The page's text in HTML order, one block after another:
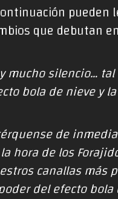
pueden
que debutan
mucho silencio…
bola de nieve y
de
hora de los
canallas más
del efecto